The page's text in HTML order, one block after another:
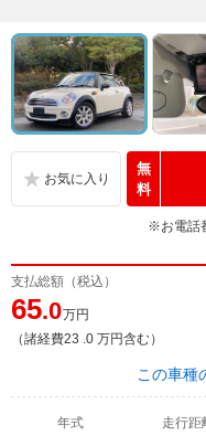
無
料
※お電話
支払総額（税込）
65.0万円
（諸経費23 .0 万円含む）
この車種
年式 走行距